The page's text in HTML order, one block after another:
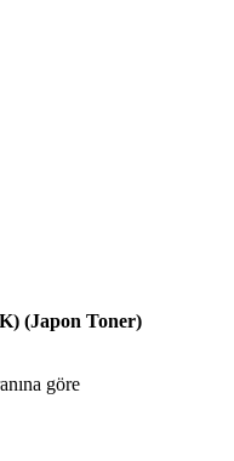
(Japon Toner)
göre